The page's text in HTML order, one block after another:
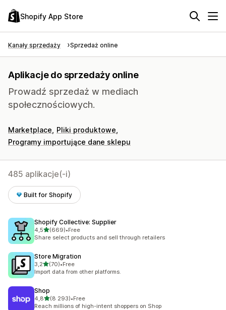
Shopify App Store
Kanały sprzedaży Sprzedaż online
Aplikacje do sprzedaży online
Prowadź sprzedaż w mediach
społecznościowych.
Marketplace
Pliki produktowe
Programy importujące dane sklepu
485 aplikacje(-i)
Built for Shopify
Shopify Collective: Supplier
4,5na 5 gwiazdek
(669)
Łączna liczba recenzji: 669
•Free
Share select products and sell through retailers
Store Migration
3,2na 5 gwiazdek
(70)
Łączna liczba recenzji: 70
•Free
Import data from other platforms.
Shop
4,8na 5 gwiazdek
(8 293)
Łączna liczba recenzji: 8293
•Free
Reach millions of high-intent shoppers on Shop